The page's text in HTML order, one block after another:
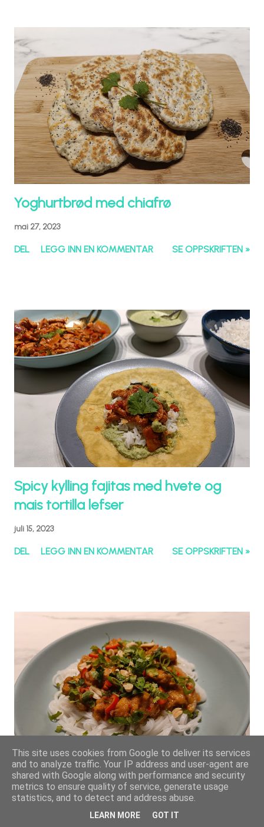
Yoghurtbrød med chiafrø
mai 27, 2023
DEL LEGG INN EN KOMMENTAR SE OPPSKRIFTEN »
Spicy kylling fajitas med hvete og
mais tortilla lefser
juli 15, 2023
DEL LEGG INN EN KOMMENTAR SE OPPSKRIFTEN »
Kylling med peanøttsaus og risnudler
This site uses cookies from Google to deliver its services
and to analyze traffic. Your IP address and user-agent are
shared with Google along with performance and security
metrics to ensure quality of service, generate usage
statistics, and to detect and address abuse.
LEARN MORE GOT IT